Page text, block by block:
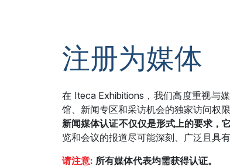
地点及工作
赞助商
媒体支持
注册为媒体
在 Iteca Exhibitions，我们高度重视与
馆、新闻专区和采访机会的独家访问权
新闻媒体认证不仅仅是形式上的要求，
览和会议的报道尽可能深刻、广泛且具有
请注意: 所有媒体代表均需获得认证。